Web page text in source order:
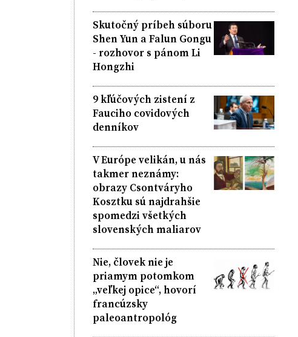
Skutočný príbeh súboru
Shen Yun a Falun Gongu
- rozhovor s pánom Li
Hongzhi
9 kľúčových zistení z
Fauciho covidových
denníkov
V Európe velikán, u nás
takmer neznámy:
obrazy Csontváryho
Kosztku sú najdrahšie
spomedzi všetkých
slovenských maliarov
Nie, človek nie je
priamym potomkom
„veľkej opice“, hovorí
francúzsky
paleoantropológ